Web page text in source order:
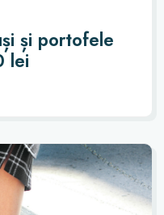
și portofele
lei